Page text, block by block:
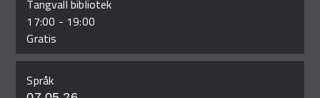
Tangvall bibliotek
17:00 - 19:00
Gratis
Språk